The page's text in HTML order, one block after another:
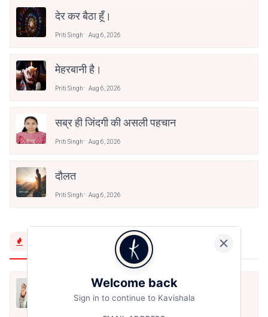
देर कर बैठा हूँ।
Priti Singh Aug 6, 2026
मेहरबानी है।
Priti Singh Aug 6, 2026
सब्र ही जिंदगी की असली पहचान
Priti Singh Aug 6, 2026
दौलत
Priti Singh Aug 6, 2026
मैं शून्य पे सवार हूँWelcome back
Sign in to continue to Kavishala